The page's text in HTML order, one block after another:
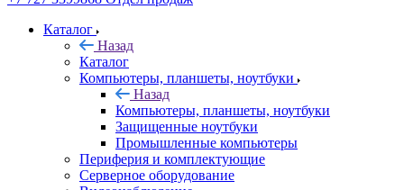
Каталог
Назад
Каталог
Компьютеры, планшеты, ноутбуки
Назад
Компьютеры, планшеты, ноутбуки
Защищенные ноутбуки
Промышленные компьютеры
Периферия и комплектующие
Серверное оборудование